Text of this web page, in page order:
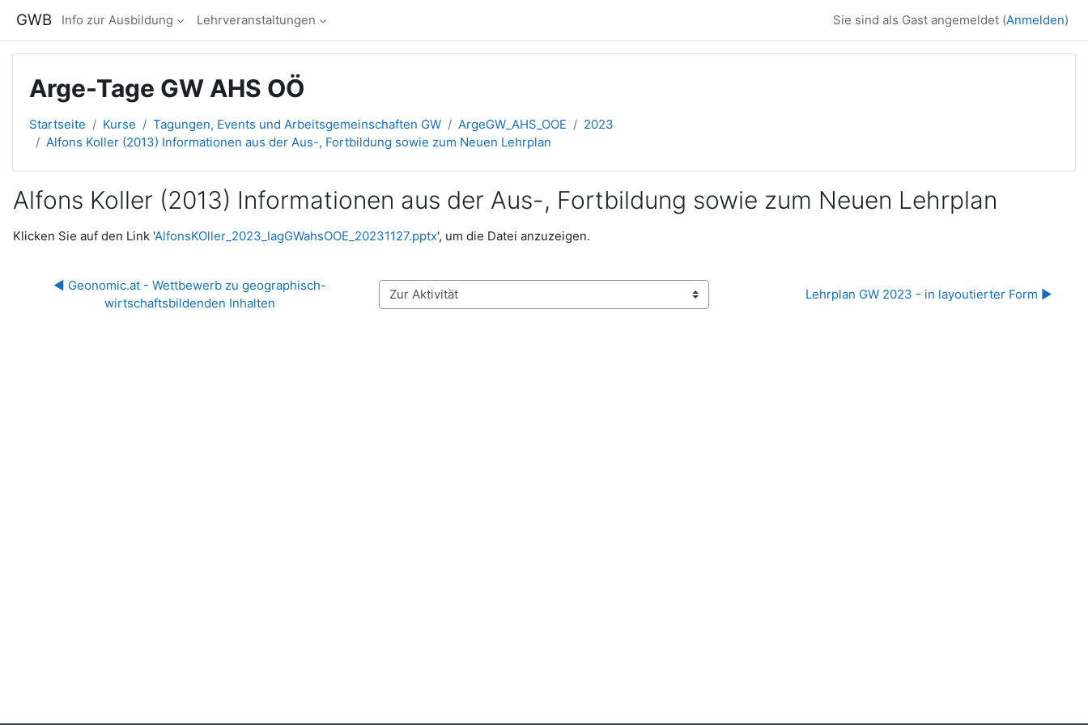
GWB Info zur Ausbildung Lehrveranstaltungen Sie sind als Gast angemeldet (Anmelden)
Arge-Tage GW AHS OÖ
Startseite Kurse Tagungen, Events und Arbeitsgemeinschaften GW ArgeGW_AHS_OOE
2023
Alfons Koller (2013) Informationen aus der Aus-, Fortbildung sowie zum Neuen Lehrplan
Alfons Koller (2013) Informationen aus der Aus-, Fortbildung sowie zum Neuen Lehrplan
Abschlussbedingungen
Klicken Sie auf den Link 'AlfonsKOller_2023_lagGWahsOOE_20231127.pptx', um die Datei anzuzeigen.
◀︎ Geonomic.at - Wettbewerb zu geographisch-
wirtschaftsbildenden Inhalten
Zur Aktivität Lehrplan GW 2023 - in layoutierter Form ▶︎